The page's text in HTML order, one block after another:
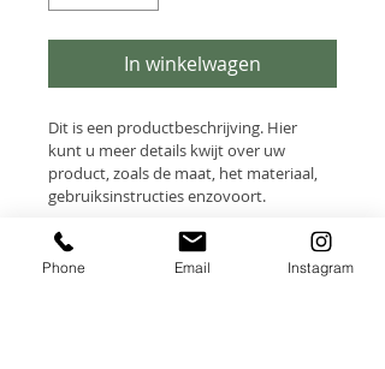
In winkelwagen
Dit is een productbeschrijving. Hier
kunt u meer details kwijt over uw
product, zoals de maat, het materiaal,
gebruiksinstructies enzovoort.
PRODUCTGEGEVENS
Phone Email Instagram